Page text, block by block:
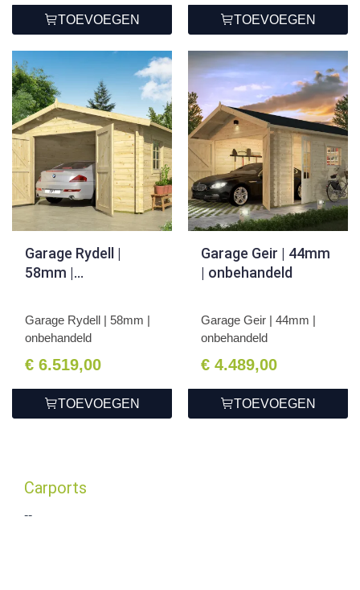
TOEVOEGEN TOEVOEGEN
Garage Rydell |
58mm |
Garage Rydell | 58mm |
onbehandeld
€ 6.519,00
TOEVOEGEN
Garage Geir | 44mm
| onbehandeld
Garage Geir | 44mm |
onbehandeld
€ 4.489,00
TOEVOEGEN
Carports
--